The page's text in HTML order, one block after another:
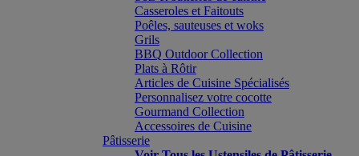
Casseroles et Faitouts
Poêles, sauteuses et woks
Grils
BBQ Outdoor Collection
Plats à Rôtir
Articles de Cuisine Spécialisés
Personnalisez votre cocotte
Gourmand Collection
Accessoires de Cuisine
Pâtisserie